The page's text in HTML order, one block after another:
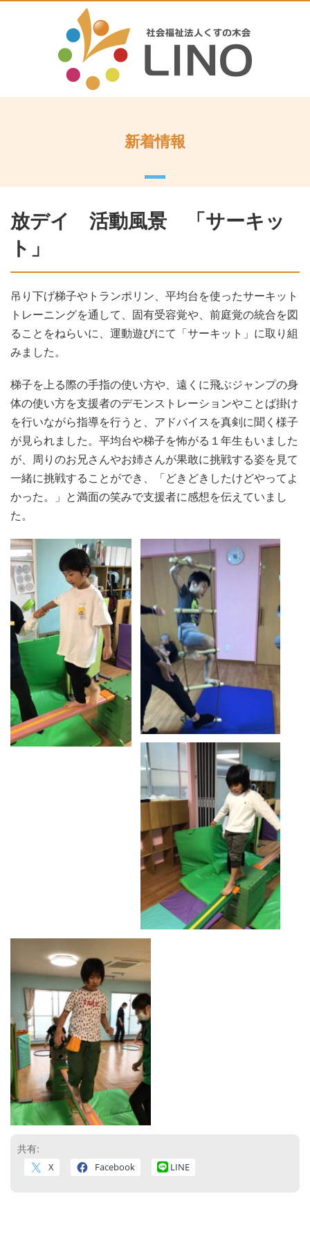
新着情報
放デイ 活動風景 「サーキッ
ト」
吊り下げ梯子やトランポリン、平均台を使ったサーキット
トレーニングを通して、固有受容覚や、前庭覚の統合を図
ることをねらいに、運動遊びにて「サーキット」に取り組
みました。
梯子を上る際の手指の使い方や、遠くに飛ぶジャンプの身
体の使い方を支援者のデモンストレーションやことば掛け
を行いながら指導を行うと、アドバイスを真剣に聞く様子
が見られました。平均台や梯子を怖がる１年生もいました
が、周りのお兄さんやお姉さんが果敢に挑戦する姿を見て
一緒に挑戦することができ、「どきどきしたけどやってよ
かった。」と満面の笑みで支援者に感想を伝えていまし
た。
共有:
X Facebook LINE